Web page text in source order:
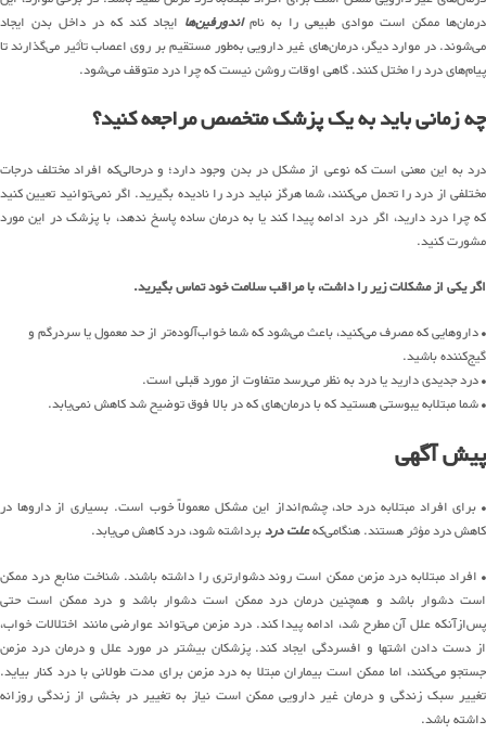
درمان‌ها ممکن است موادی طبیعی را به ناماندورفین‌ها ایجاد کند که در داخل بدن ایجاد
می‌شوند. در موارد دیگر، درمان‌های غیر دارویی به‌طور مستقیم بر روی اعصاب تأثیر می‌گذارند تا
پیام‌های درد را مختل کنند. گاهی اوقات روشن نیست که چرا درد متوقف می‌شود.
چه زمانی باید به یک پزشک متخصص مراجعه کنید؟
درد به این معنی است که نوعی از مشکل در بدن وجود دارد؛ و درحالی‌که افراد مختلف درجات
مختلفی از درد را تحمل می‌کنند، شما هرگز نباید درد را نادیده بگیرید. اگر نمی‌توانید تعیین کنید
که چرا درد دارید، اگر درد ادامه پیدا کند یا به درمان ساده پاسخ ندهد، با پزشک در این مورد
مشورت کنید.
اگر یکی از مشکلات زیر را داشت، با مراقب سلامت خود تماس بگیرید.
• داروهایی که مصرف می‌کنید، باعث می‌شود که شما خواب‌آلوده‌تر از حد معمول یا سردرگم و
گیج‌کننده باشید.
• درد جدیدی دارید یا درد به نظر می‌رسد متفاوت از مورد قبلی است.
• شما مبتلابه یبوستی هستید که با درمان‌های که در بالا فوق توضیح شد کاهش نمی‌یابد.
پیش آگهی
• برای افراد مبتلابه درد حاد، چشم‌انداز این مشکل معمولاً خوب است. بسیاری از داروها در
کاهش درد مؤثر هستند. هنگامی‌کهعلت دردبرداشته شود، درد کاهش می‌یابد.
• افراد مبتلابه درد مزمن ممکن است روند دشوارتری را داشته باشند. شناخت منابع درد ممکن
است دشوار باشد و همچنین درمان درد ممکن است دشوار باشد و درد ممکن است حتی
پس‌ازآنکه علل آن مطرح شد، ادامه پیدا کند. درد مزمن می‌تواند عوارضی مانند اختلالات خواب،
از دست دادن اشتها و افسردگی ایجاد کند. پزشکان بیشتر در مورد علل و درمان درد مزمن
جستجو می‌کنند، اما ممکن است بیماران مبتلا به درد مزمن برای مدت طولانی با درد کنار بیاید.
تغییر سبک زندگی و درمان غیر دارویی ممکن است نیاز به تغییر در بخشی از زندگی روزانه
داشته باشد.